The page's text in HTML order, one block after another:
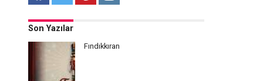
Son Yazılar
Fındıkkıran